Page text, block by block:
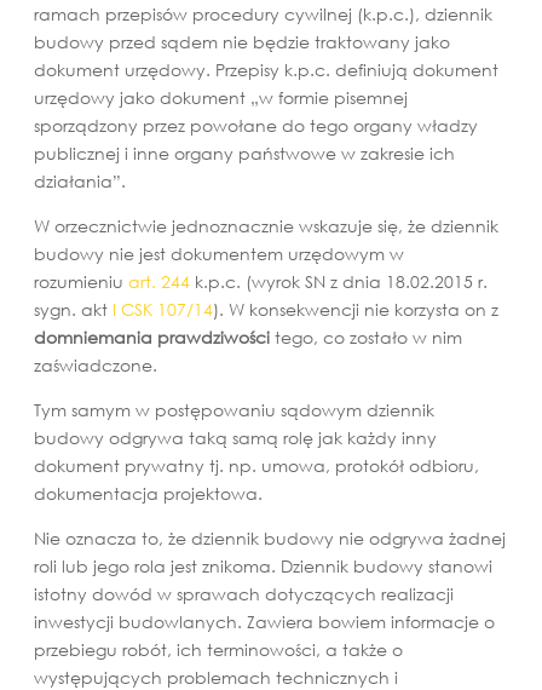
ramach przepisów procedury cywilnej (k.p.c.), dziennik
budowy przed sądem nie będzie traktowany jako
dokument urzędowy. Przepisy k.p.c. definiują dokument
urzędowy jako dokument „w formie pisemnej
sporządzony przez powołane do tego organy władzy
publicznej i inne organy państwowe w zakresie ich
działania”.
W orzecznictwie jednoznacznie wskazuje się, że dziennik
budowy nie jest dokumentem urzędowym w
rozumieniu art. 244 k.p.c. (wyrok SN z dnia 18.02.2015 r.
sygn. akt I CSK 107/14). W konsekwencji nie korzysta on z
domniemania prawdziwości tego, co zostało w nim
zaświadczone.
Tym samym w postępowaniu sądowym dziennik
budowy odgrywa taką samą rolę jak każdy inny
dokument prywatny tj. np. umowa, protokół odbioru,
dokumentacja projektowa.
Nie oznacza to, że dziennik budowy nie odgrywa żadnej
roli lub jego rola jest znikoma. Dziennik budowy stanowi
istotny dowód w sprawach dotyczących realizacji
inwestycji budowlanych. Zawiera bowiem informacje o
przebiegu robót, ich terminowości, a także o
występujących problemach technicznych i